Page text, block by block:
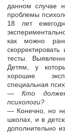
данном случае
проблемы
18 лет
как можно
тесты.
Детям, у
хорошие
специальная
— Кто
психологи?
— Конечно, но
школах, и в
дополнительно